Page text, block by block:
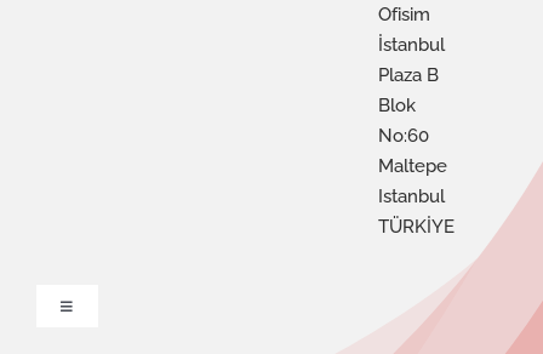
Ofisim
İstanbul
Plaza B
Blok
No:60
Maltepe
Istanbul
TÜRKİYE
Toggle